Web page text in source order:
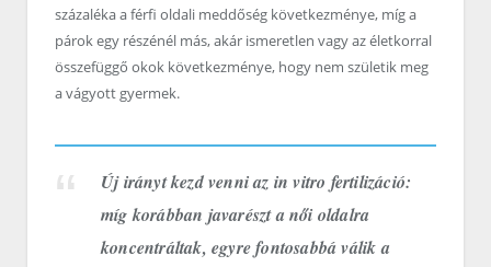
százaléka a férfi oldali meddőség következménye, míg a
párok egy részénél más, akár ismeretlen vagy az életkorral
összefüggő okok következménye, hogy nem születik meg
a vágyott gyermek.
Új irányt kezd venni az in vitro fertilizáció:
míg korábban javarészt a női oldalra
koncentráltak, egyre fontosabbá válik a